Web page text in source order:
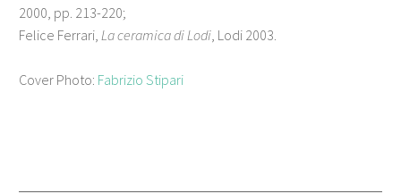
2000, pp. 213-220;
Felice Ferrari, La ceramica di Lodi , Lodi 2003.
Cover Photo: Fabrizio Stipari